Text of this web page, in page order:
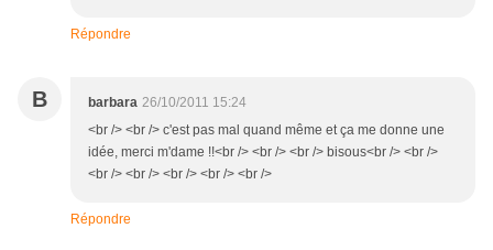
Répondre
B barbara 26/10/2011 15:24
<br /> <br /> c'est pas mal quand même et ça me donne une
idée, merci m'dame !!<br /> <br /> <br /> bisous<br /> <br />
<br /> <br /> <br /> <br /> <br />
Répondre